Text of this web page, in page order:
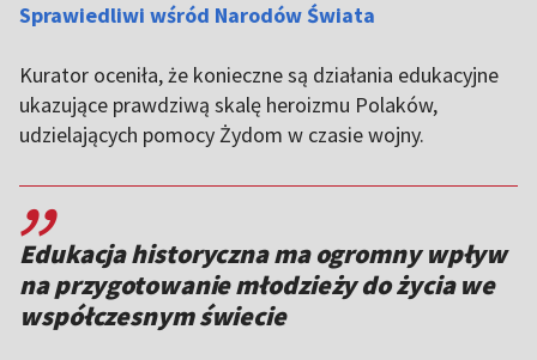
Sprawiedliwi wśród Narodów Świata
Kurator oceniła, że konieczne są działania edukacyjne
ukazujące prawdziwą skalę heroizmu Polaków,
udzielających pomocy Żydom w czasie wojny.
,,
Edukacja historyczna ma ogromny wpływ
na przygotowanie młodzieży do życia we
współczesnym świecie